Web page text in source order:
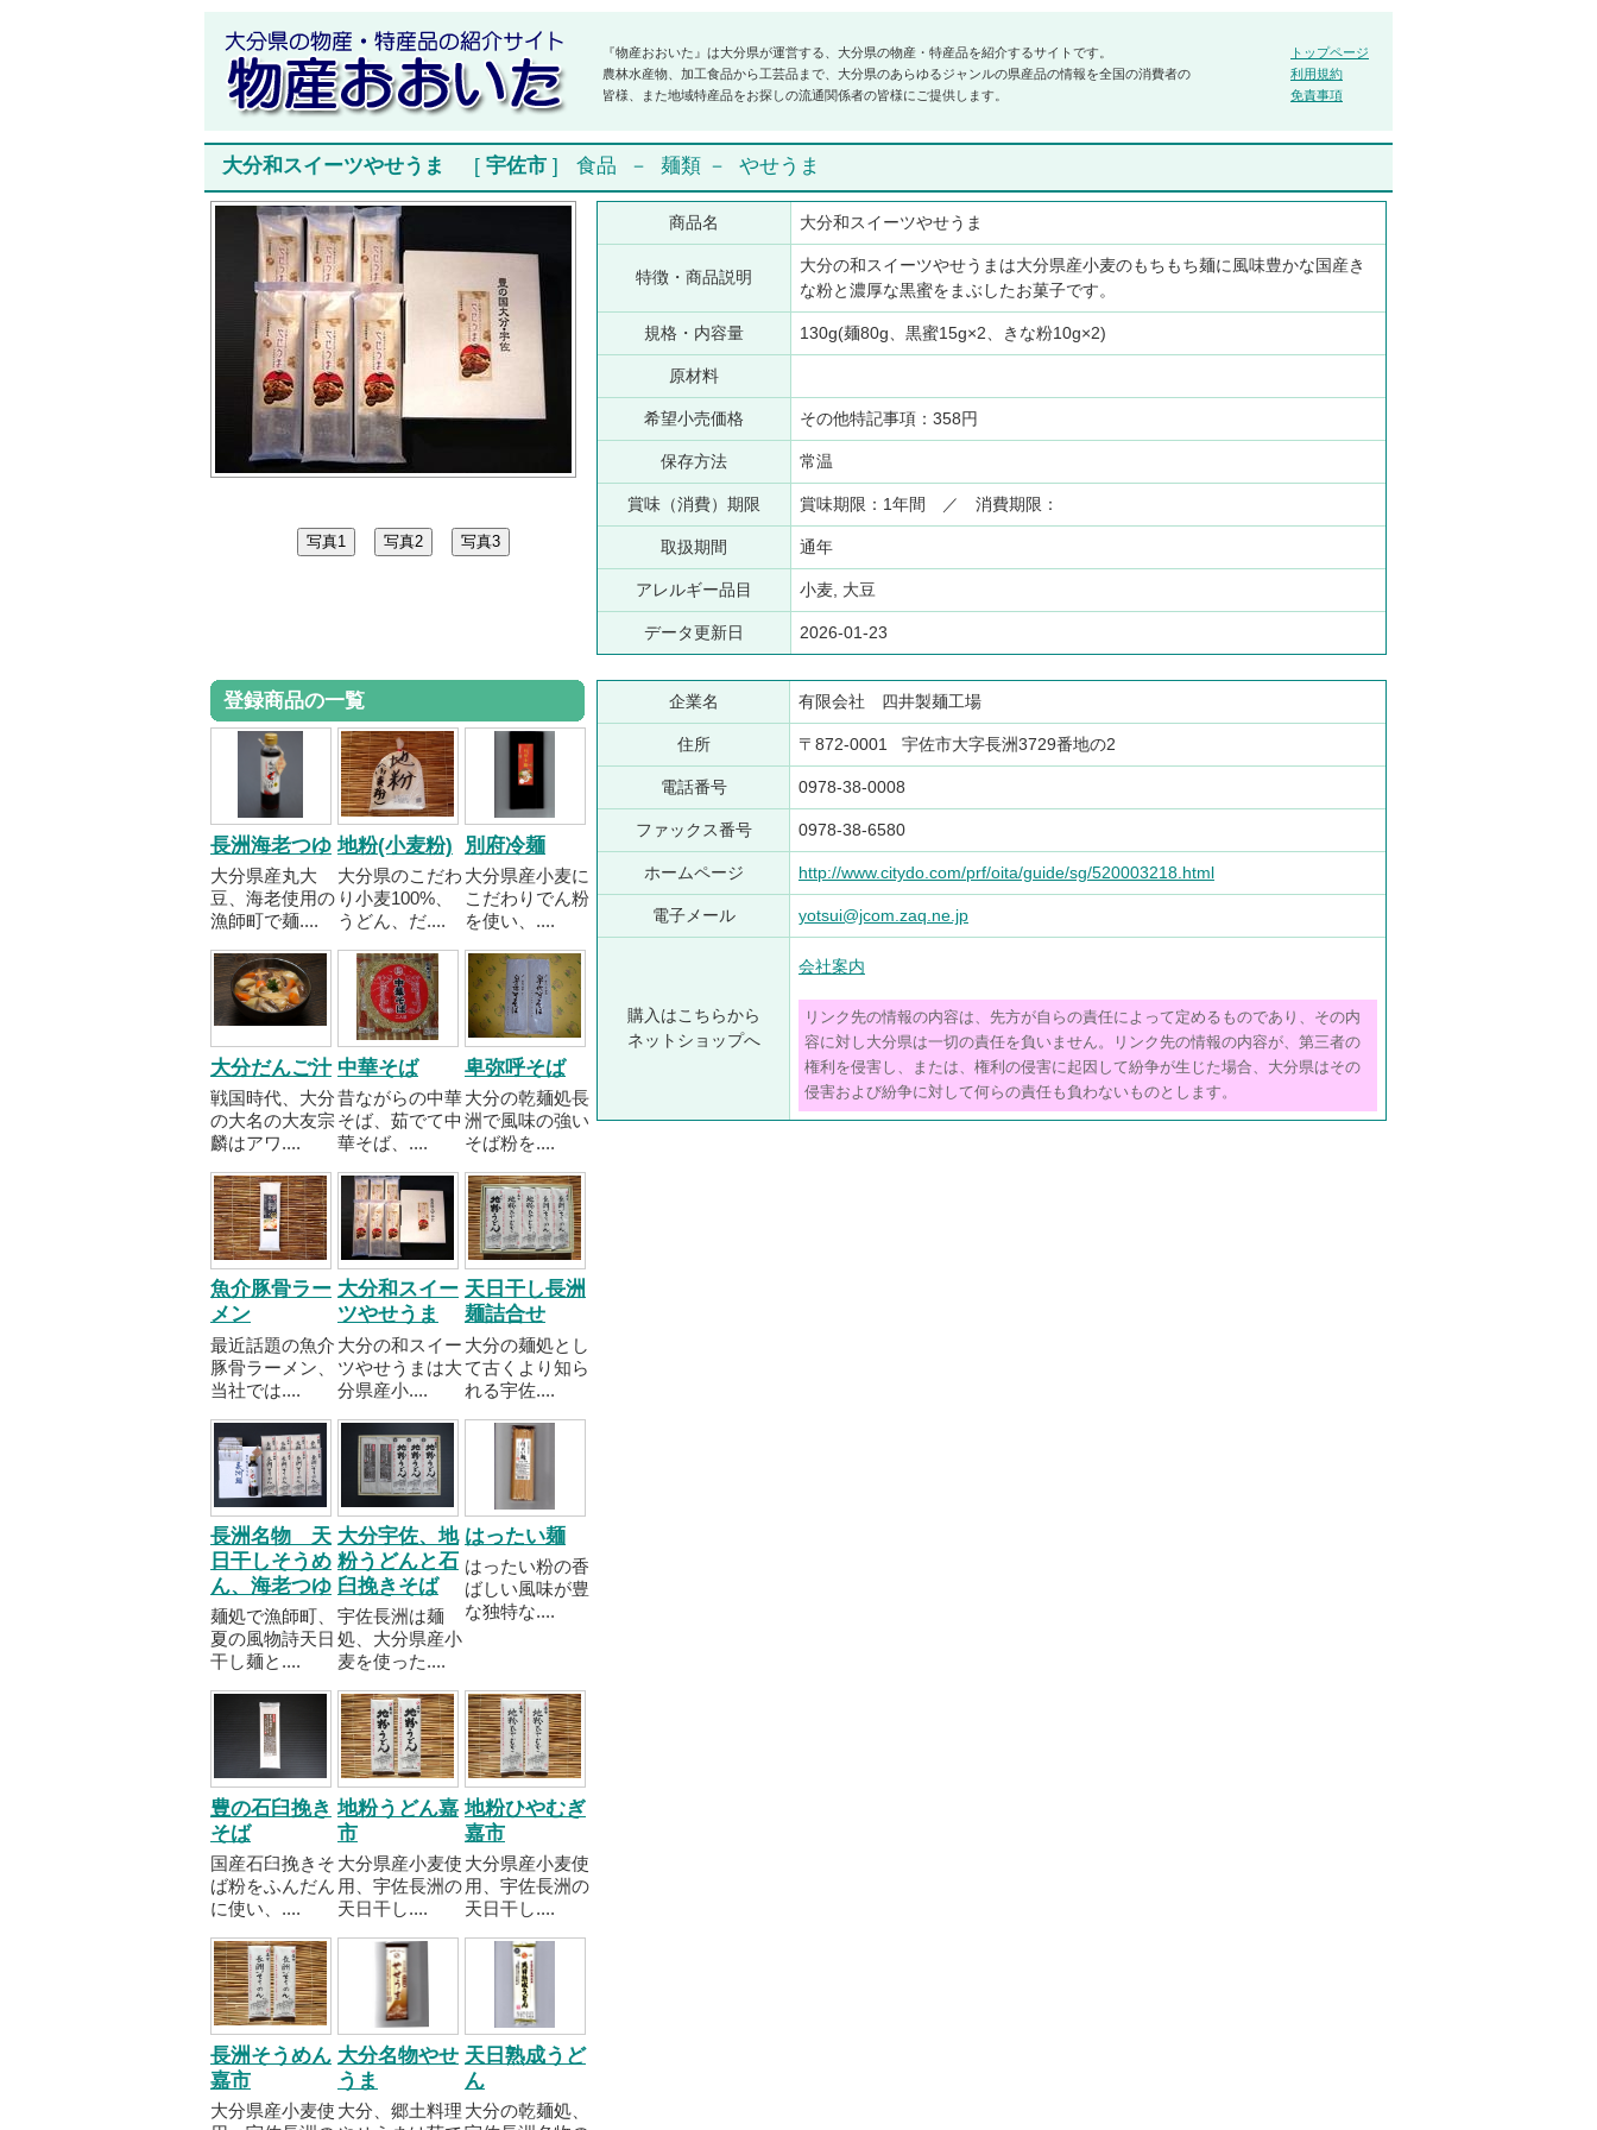
『物産おおいた』は大分県が運営する、大分県の物産・特産品を紹介するサイトです。
農林水産物、加工食品から工芸品まで、大分県のあらゆるジャンルの県産品の情報を全国の消費者の
皆様、また地域特産品をお探しの流通関係者の皆様にご提供します。
トップページ
利用規約
免責事項
大分和スイーツやせうま [ 宇佐市 ] 食品 － 麺類 － やせうま
商品名 大分和スイーツやせうま
特徴・商品説明
大分の和スイーツやせうまは大分県産小麦のもちもち麺に風味豊かな国産き
な粉と濃厚な黒蜜をまぶしたお菓子です。
規格・内容量 130g(麺80g、黒蜜15g×2、きな粉10g×2)
原材料
希望小売価格 その他特記事項：358円
保存方法 常温
賞味（消費）期限 賞味期限：1年間 ／ 消費期限：
取扱期間 通年
アレルギー品目 小麦, 大豆
データ更新日 2026-01-23
登録商品の一覧
長洲海老つゆ
大分県産丸大
豆、海老使用の
漁師町で麺....
地粉(小麦粉)
大分県のこだわ
り小麦100%、
うどん、だ....
別府冷麺
大分県産小麦に
こだわりでん粉
を使い、....
大分だんご汁
戦国時代、大分
の大名の大友宗
麟はアワ....
中華そば
昔ながらの中華
そば、茹でて中
華そば、....
卑弥呼そば
大分の乾麺処長
洲で風味の強い
そば粉を....
魚介豚骨ラー
メン
最近話題の魚介
豚骨ラーメン、
当社では....
大分和スイー
ツやせうま
大分の和スイー
ツやせうまは大
分県産小....
天日干し長洲
麺詰合せ
大分の麺処とし
て古くより知ら
れる宇佐....
長洲名物 天
日干しそうめ
ん、海老つゆ
麺処で漁師町、
夏の風物詩天日
干し麺と....
大分宇佐、地
粉うどんと石
臼挽きそば
宇佐長洲は麺
処、大分県産小
麦を使った....
はったい麺
はったい粉の香
ばしい風味が豊
な独特な....
豊の石臼挽き
そば
国産石臼挽きそ
ば粉をふんだん
に使い、....
地粉うどん嘉
市
大分県産小麦使
用、宇佐長洲の
天日干し....
地粉ひやむぎ
嘉市
大分県産小麦使
用、宇佐長洲の
天日干し....
長洲そうめん
嘉市
大分県産小麦使
大分名物やせ
うま
大分、郷土料理
天日熟成うど
ん
大分の乾麺処、
企業名 有限会社 四井製麺工場
住所 〒872-0001 宇佐市大字長洲3729番地の2
電話番号 0978-38-0008
ファックス番号 0978-38-6580
ホームページ http://www.citydo.com/prf/oita/guide/sg/520003218.html
電子メール yotsui@jcom.zaq.ne.jp
購入はこちらから
ネットショップへ
会社案内
リンク先の情報の内容は、先方が自らの責任によって定めるものであり、その内
容に対し大分県は一切の責任を負いません。リンク先の情報の内容が、第三者の
権利を侵害し、または、権利の侵害に起因して紛争が生じた場合、大分県はその
侵害および紛争に対して何らの責任も負わないものとします。